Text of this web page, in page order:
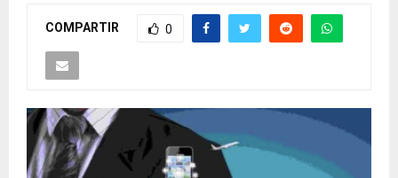
COMPARTIR 0